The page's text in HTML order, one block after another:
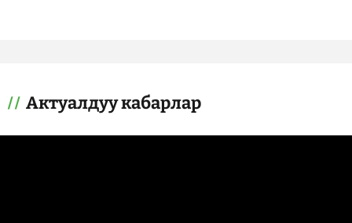
Актуалдуу кабарлар